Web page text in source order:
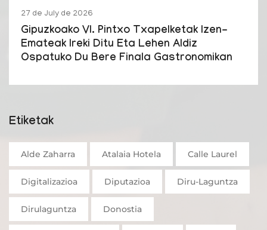
27 de July de 2026
Gipuzkoako VI. Pintxo Txapelketak Izen-
Emateak Ireki Ditu Eta Lehen Aldiz
Ospatuko Du Bere Finala Gastronomikan
Etiketak
Alde Zaharra Atalaia Hotela Calle Laurel
Digitalizazioa Diputazioa Diru-Laguntza
Dirulaguntza Donostia